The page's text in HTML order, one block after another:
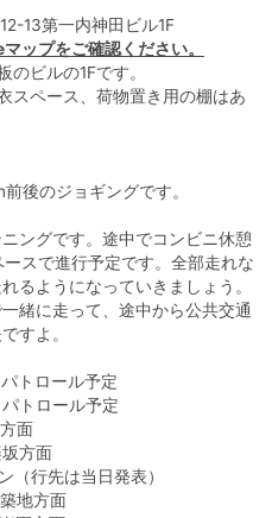
13第一内神田ビル1F
ップをご確認ください。
ビルの1Fです。
スペース、荷物置き用の棚はあ
後のジョギングです。
ングです。途中でコンビニ休憩
スで進行予定です。全部走れな
るようになっていきましょう。
緒に走って、途中から公共交通
すよ。
トロール予定
トロール予定
面
方面
行先は当日発表）
地方面